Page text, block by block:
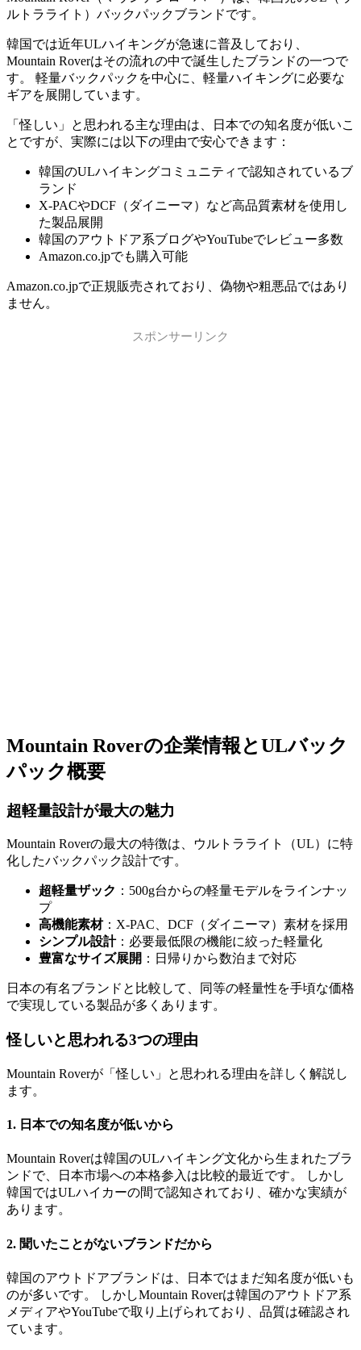
ルトラライト）バックパックブランドです。
韓国では近年ULハイキングが急速に普及しており、
Mountain Roverはその流れの中で誕生したブランドの一つで
す。 軽量バックパックを中心に、軽量ハイキングに必要な
ギアを展開しています。
「怪しい」と思われる主な理由は、日本での知名度が低いこ
とですが、実際には以下の理由で安心できます：
韓国のULハイキングコミュニティで認知されているブ
ランド
X-PACやDCF（ダイニーマ）など高品質素材を使用し
た製品展開
韓国のアウトドア系ブログやYouTubeでレビュー多数
Amazon.co.jpでも購入可能
Amazon.co.jpで正規販売されており、偽物や粗悪品ではあり
ません。
スポンサーリンク
Mountain Roverの企業情報とULバック
パック概要
超軽量設計が最大の魅力
Mountain Roverの最大の特徴は、ウルトラライト（UL）に特
化したバックパック設計です。
超軽量ザック ：500g台からの軽量モデルをラインナッ
プ
高機能素材：X-PAC、DCF（ダイニーマ）素材を採用
シンプル設計：必要最低限の機能に絞った軽量化
豊富なサイズ展開 ：日帰りから数泊まで対応
日本の有名ブランドと比較して、同等の軽量性を手頃な価格
で実現している製品が多くあります。
怪しいと思われる3つの理由
Mountain Roverが「怪しい」と思われる理由を詳しく解説し
ます。
1. 日本での知名度が低いから
Mountain Roverは韓国のULハイキング文化から生まれたブラ
ンドで、日本市場への本格参入は比較的最近です。 しかし
韓国ではULハイカーの間で認知されており、確かな実績が
あります。
2. 聞いたことがないブランドだから
韓国のアウトドアブランドは、日本ではまだ知名度が低いも
のが多いです。 しかしMountain Roverは韓国のアウトドア系
メディアやYouTubeで取り上げられており、品質は確認され
ています。